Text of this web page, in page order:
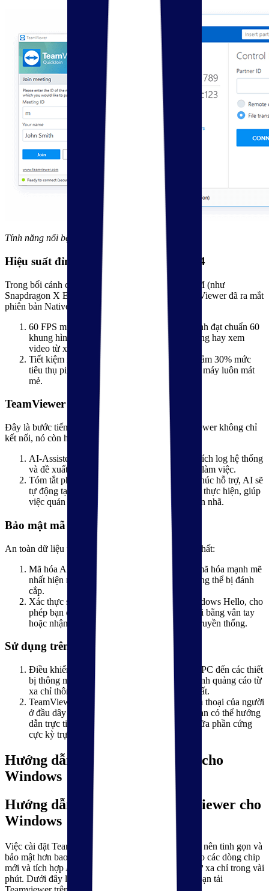
Tính năng nổi bật TeamViewer
Hiệu suất đỉnh cao & tối ưu hóa ARM64
Trong bối cảnh các laptop Windows chạy chip ARM (như
Snapdragon X Elite) bùng nổ vào năm 2026, TeamViewer đã ra mắt
phiên bản Native ARM64 hoàn hảo.
60 FPS mượt mà: Khả năng truyền tải hình ảnh đạt chuẩn 60
khung hình/giây, giúp mọi thao tác đồ họa nặng hay xem
video từ xa không còn hiện tượng giật lag.
Tiết kiệm năng lượng: Tối ưu hóa sâu giúp giảm 30% mức
tiêu thụ pin so với các bản giả lập cũ, giữ cho máy luôn mát
mẻ.
TeamViewer AI
Đây là bước tiến lớn nhất trong năm 2026. TeamViewer không chỉ
kết nối, nó còn hiểu vấn đề của bạn:
AI-Assisted Troubleshooting: Tự động phân tích log hệ thống
và đề xuất giải pháp sửa lỗi ngay trong phiên làm việc.
Tóm tắt phiên làm việc tự động: Sau khi kết thúc hỗ trợ, AI sẽ
tự động tạo báo cáo chi tiết về các thao tác đã thực hiện, giúp
việc quản lý lịch sử hỗ trợ trở nên cực kỳ nhàn nhã.
Bảo mật mã hoá hai chiều
An toàn dữ liệu tiêu chuẩn với các công nghệ mới nhất:
Mã hóa AES-256 & RSA 4096: Tiêu chuẩn mã hóa mạnh mẽ
nhất hiện nay, đảm bảo dữ liệu truyền tải không thể bị đánh
cắp.
Xác thực sinh trắc học: Tích hợp sâu với Windows Hello, cho
phép bạn đăng nhập và xác thực phiên kết nối bằng vân tay
hoặc nhận diện khuôn mặt thay vì mật khẩu truyền thống.
Sử dụng trên nhiều thiết bị
Điều khiển thiết bị IoT: Bạn có thể kết nối từ PC đến các thiết
bị thông minh, máy công nghiệp hoặc màn hình quảng cáo từ
xa chỉ thông qua một bảng điều khiển duy nhất.
TeamViewer Assist AR: Sử dụng camera điện thoại của người
ở đầu dây bên kia kết hợp với thực tế ảo để bạn có thể hướng
dẫn trực tiếp lên không gian thật, giúp sửa chữa phần cứng
cực kỳ trực quan.
Hướng dẫn cài đặt
Teamviewer cho
Windows
Hướng dẫn tải và cài đặt Teamviewer cho
Windows
Việc cài đặt TeamViewer trên Windows 2026 đã trở nên tinh gọn và
bảo mật hơn bao giờ hết. Với sự hỗ trợ mạnh mẽ cho các dòng chip
mới và tích hợp AI, TeamViewer giúp bạn kết nối từ xa chỉ trong vài
phút. Dưới đây là hướng dẫn chi tiết từng bước để bạn tải